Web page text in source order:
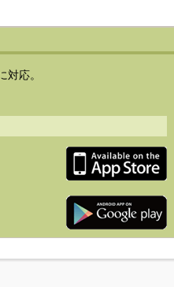
応。